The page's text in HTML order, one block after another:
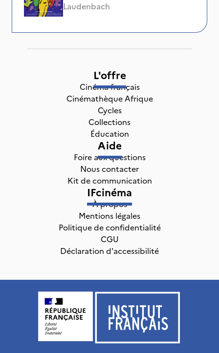
Laudenbach
L'offre
Cinéma français
Cinémathèque Afrique
Cycles
Collections
Éducation
Aide
Foire aux questions
Nous contacter
Kit de communication
IFcinéma
À propos
Mentions légales
Politique de confidentialité
CGU
Déclaration d'accessibilité